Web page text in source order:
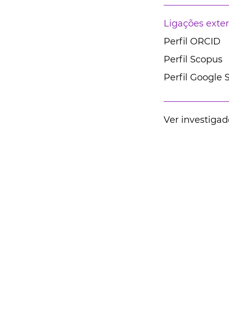
Ligações
Perfil ORCID
Perfil Scopus
Perfil Google
Ver